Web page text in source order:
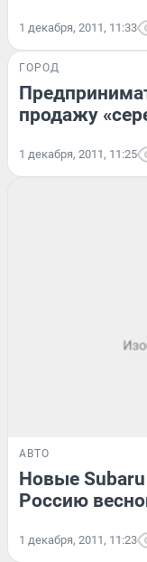
1 декабря, 2011, 11:33
ГОРОД
продажу
1 декабря, 2011, 11:25
АВТО
Новые
Россию
1 декабря, 2011, 11:23